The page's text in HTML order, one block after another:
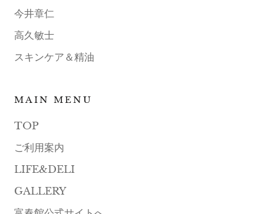
今井章仁
高久敏士
スキンケア＆精油
MAIN MENU
TOP
ご利用案内
LIFE&DELI
GALLERY